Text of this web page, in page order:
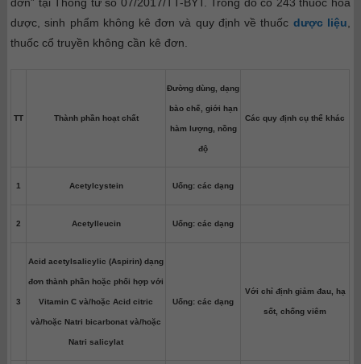
dược, sinh phẩm không kê đơn và quy định về thuốc dược liệu
thuốc cổ truyền không cần kê đơn.
TT Thành phần hoạt chất
Đường dùng, dạng
bào chế, giới hạn
hàm lượng, nồng
độ
Các quy định cụ thể khác
1 Acetylcystein Uống: các dạng
2 Acetylleucin Uống: các dạng
3
Acid acetylsalicylic (Aspirin) dạng
đơn thành phần hoặc phối hợp với
Vitamin C và/hoặc Acid citric
và/hoặc Natri bicarbonat và/hoặc
Natri salicylat
Uống: các dạng
Với chỉ định giảm đau, hạ
sốt, chống viêm